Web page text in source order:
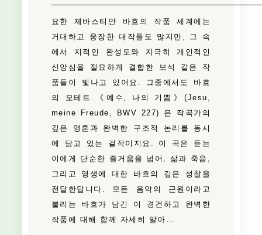
요한 제바스티안 바흐의 작품 세계에는
거대하고 웅장한 대작들도 많지만, 그 속
에서 지적인 완성도와 지극히 개인적인
신앙심을 절묘하게 결합한 보석 같은 작
품들이 빛나고 있어요. 그중에서도 바흐
의 모테트 《예수, 나의 기쁨》(Jesu,
meine Freude, BWV 227) 은 작곡가의
깊은 영혼과 완벽한 구조적 논리를 동시
에 담고 있는 걸작이지요. 이 곡은 듣는
이에게 단순한 즐거움을 넘어, 삶과 죽음,
그리고 영생에 대한 바흐의 깊은 성찰을
전달한답니다. 모든 음악의 근원이라고
불리는 바흐가 남긴 이 경건하고 완벽한
작품에 대해 함께 자세히 알아…